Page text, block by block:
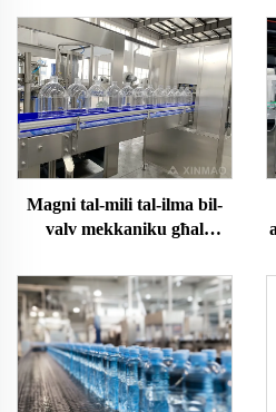
Magni tal-mili tal-ilma bil-
valv mekkaniku għal